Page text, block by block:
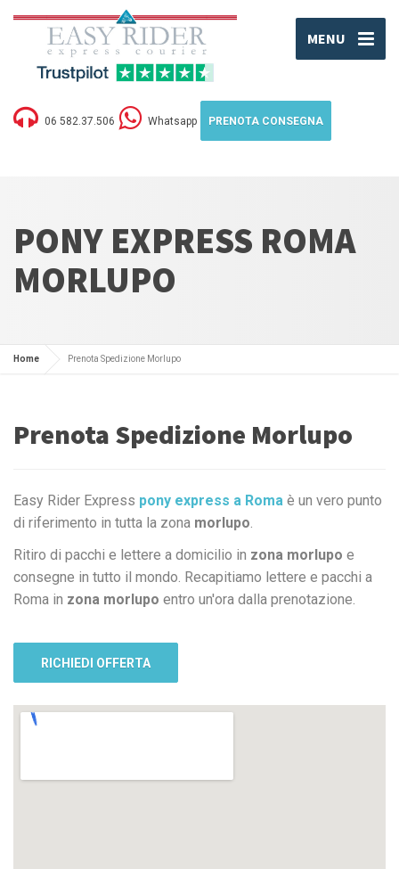
MENU
06 582.37.506 Whatsapp PRENOTA CONSEGNA
PONY EXPRESS ROMA
MORLUPO
Home Prenota Spedizione Morlupo
Prenota Spedizione Morlupo
Easy Rider Express pony express a Roma è un vero punto
di riferimento in tutta la zona morlupo.
Ritiro di pacchi e lettere a domicilio in zona morlupo e
consegne in tutto il mondo. Recapitiamo lettere e pacchi a
Roma in zona morlupo entro un'ora dalla prenotazione.
RICHIEDI OFFERTA